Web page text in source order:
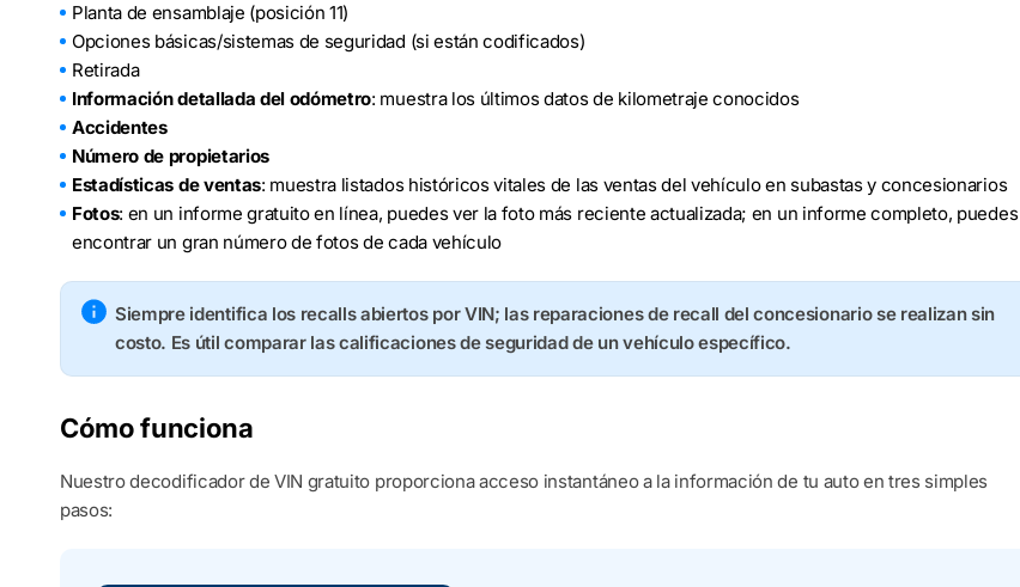
Planta de ensamblaje (posición 11)
Opciones básicas/sistemas de seguridad (si están codificados)
Retirada
Información detallada del odómetro: muestra los últimos datos de kilometraje conocidos
Accidentes
Número de propietarios
Estadísticas de ventas: muestra listados históricos vitales de las ventas del vehículo en subastas y concesionarios
Fotos: en un informe gratuito en línea, puedes ver la foto más reciente actualizada; en un informe completo, puedes
encontrar un gran número de fotos de cada vehículo
Siempre identifica los recalls abiertos por VIN; las reparaciones de recall del concesionario se realizan sin
costo. Es útil comparar las calificaciones de seguridad de un vehículo específico.
Cómo funciona
Nuestro decodificador de VIN gratuito proporciona acceso instantáneo a la información de tu auto en tres simples
pasos: